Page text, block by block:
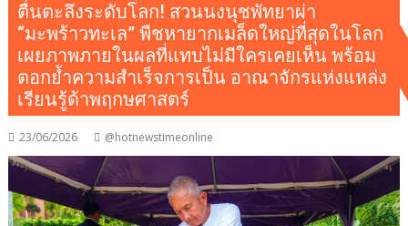
ตื่นตะลึงระดับโลก! สวนนงนุชพัทยาผ่า
“มะพร้าวทะเล” พืชหายากเมล็ดใหญ่ที่สุดในโลก
เผยภาพภายในผลที่แทบไม่มีใครเคยเห็น พร้อม
ตอกย้ำความสำเร็จการเป็น อาณาจักรแห่งแหล่ง
เรียนรู้ด้าพฤกษศาสตร์
23/06/2026 @hotnewstimeonline